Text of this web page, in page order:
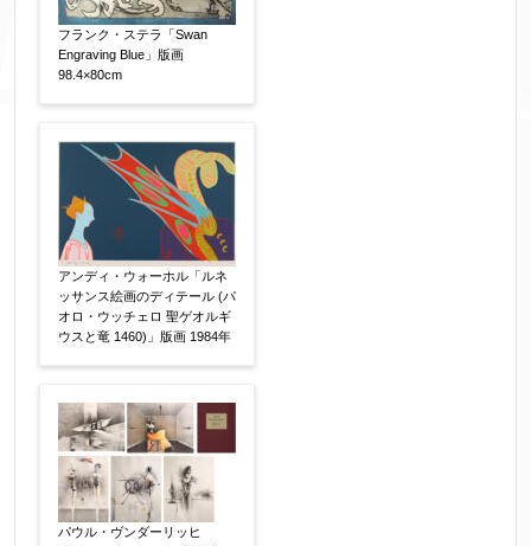
添付画像 【任意】
※添付画像は5MBまでのjpg、gif、pig、pdf形式
にてお送りください。
※追加や複数点ある場合はフォーム送信後に送ら
れてくる送信確認メール記載のアドレスからもお
フランク・ステラ「Swan
Engraving Blue」版画
98.4×80cm
アンディ・ウォーホル「ルネ
ッサンス絵画のディテール (パ
オロ・ウッチェロ 聖ゲオルギ
ウスと竜 1460)」版画 1984年
パウル・ヴンダーリッヒ